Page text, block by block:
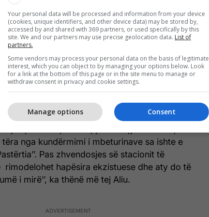
e sipër në parkun Liria, ku janë shtuar dhjetëra
të këndeve për lojëra, gjimnastikë e të tjera. Po
të Sherretëve i cili është ndër parqet më
e Kosovës dhe gjithçka ka marrë pamjen e tillë
kah pjesa e shtatorit do të përfundon. Pastaj
është edhe hapësira në ish pronën e
i cili është rreth 200 metra nga qendra e qytetit,
të jetë edhe një Qendër e Mjekësisë Familjare e
shpërblimi për atë pjesë të qytetarëve që kanë
nga kundërmimi i mbeturinave sa ishte e
Pas zhvendosjes së stacionit të
rimodelohet hapësira ekzistuese dhe aty do të
i mirë’’, ka thënë më tej Aliu.
Your personal data will be processed and information from your device
(cookies, unique identifiers, and other device data) may be stored by,
accessed by and shared with 369 partners, or used specifically by this
site. We and our partners may use precise geolocation data. List of
partners.
Some vendors may process your personal data on the basis of legitimate
interest, which you can object to by managing your options below. Look
for a link at the bottom of this page or in the site menu to manage or
withdraw consent in privacy and cookie settings.
Consent
Manage options